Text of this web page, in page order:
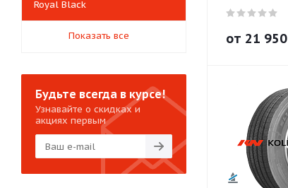
от 21 950
Royal Black
Показать все
Будьте всегда в курсе!
Узнавайте о скидках и
акциях первым